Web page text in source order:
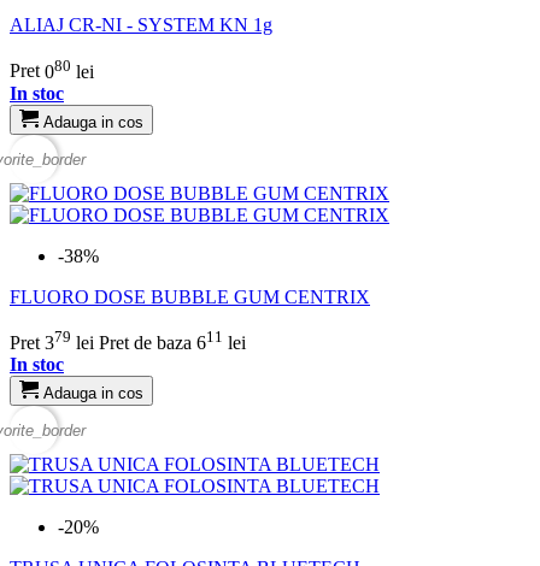
ALIAJ CR-NI - SYSTEM KN 1g
Pret 080 lei
In stoc
Adauga in cos
-38%
FLUORO DOSE BUBBLE GUM CENTRIX
Pret 379 lei Pret de baza 611 lei
In stoc
Adauga in cos
-20%